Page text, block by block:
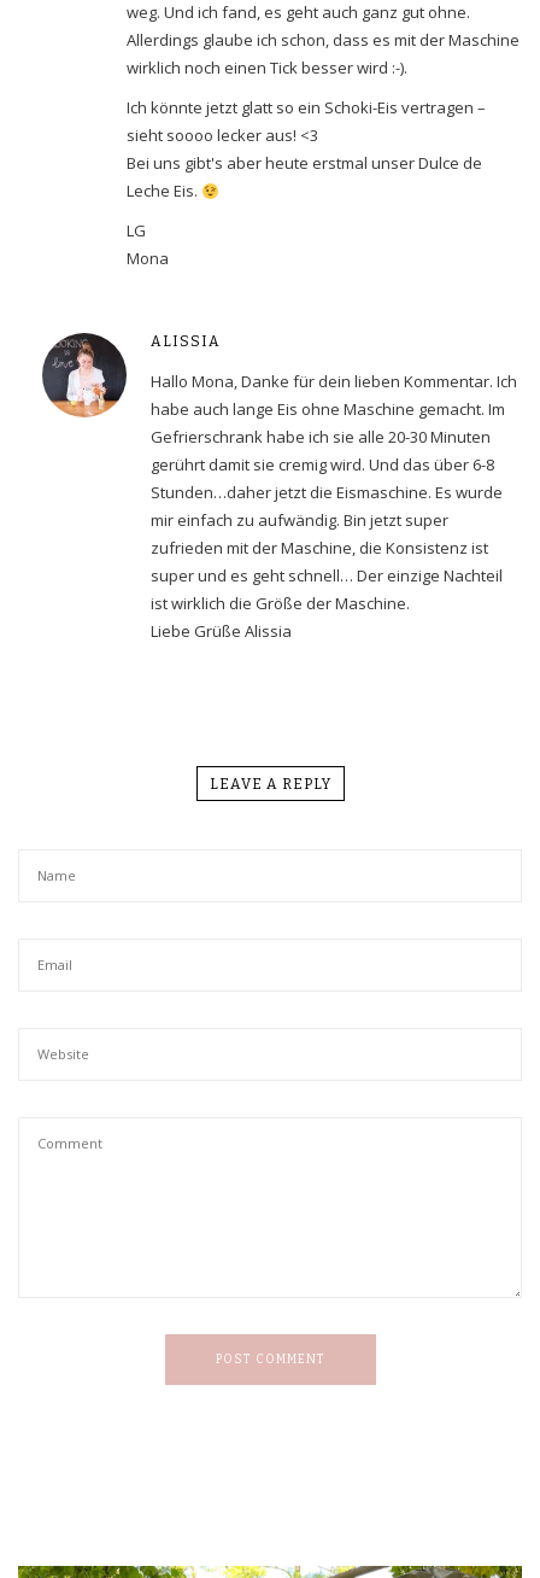
weg. Und ich fand, es geht auch ganz gut ohne.
Allerdings glaube ich schon, dass es mit der Maschine
wirklich noch einen Tick besser wird :-).
Ich könnte jetzt glatt so ein Schoki-Eis vertragen –
sieht soooo lecker aus! <3
Bei uns gibt's aber heute erstmal unser Dulce de
Leche Eis.
LG
Mona
ALISSIA
Hallo Mona, Danke für dein lieben Kommentar. Ich
habe auch lange Eis ohne Maschine gemacht. Im
Gefrierschrank habe ich sie alle 20-30 Minuten
gerührt damit sie cremig wird. Und das über 6-8
Stunden…daher jetzt die Eismaschine. Es wurde
mir einfach zu aufwändig. Bin jetzt super
zufrieden mit der Maschine, die Konsistenz ist
super und es geht schnell… Der einzige Nachteil
ist wirklich die Größe der Maschine.
Liebe Grüße Alissia
LEAVE A REPLY
POST COMMENT